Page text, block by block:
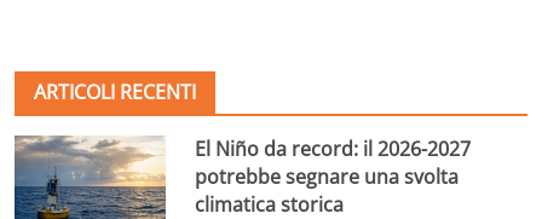
ARTICOLI RECENTI
El Niño da record: il 2026-2027
potrebbe segnare una svolta
climatica storica